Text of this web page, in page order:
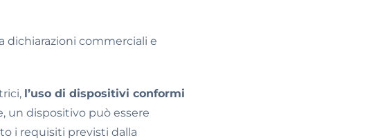
dichiarazioni commerciali e
l’uso di dispositivi conformi
un dispositivo può essere
i requisiti previsti dalla